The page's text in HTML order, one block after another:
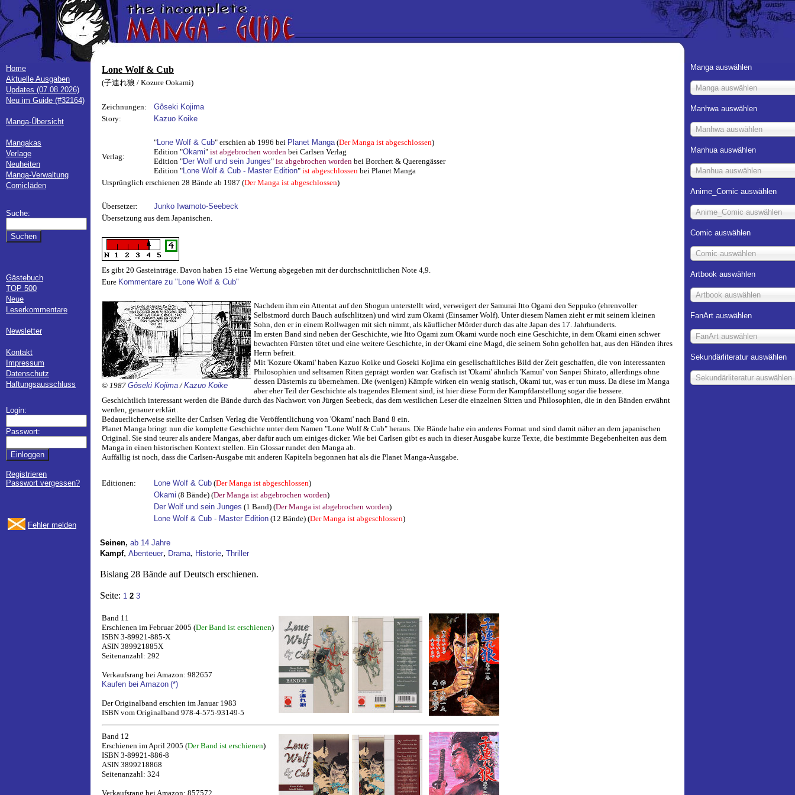
Home
Aktuelle Ausgaben
Updates (07.08.2026)
Neu im Guide (#32164)
Manga-Übersicht
Mangakas
Verlage
Neuheiten
Manga-Verwaltung
Comicläden
Suche:
Gästebuch
TOP 500
Neue
Leserkommentare
Newsletter
Kontakt
Impressum
Datenschutz
Haftungsausschluss
Login:
Passwort:
Registrieren
Passwort vergessen?
Fehler melden
Lone Wolf & Cub
(子連れ狼 / Kozure Ookami)
Zeichnungen:
Gôseki Kojima
Story:
Kazuo Koike
Verlag:
"Lone Wolf & Cub" erschien ab 1996 bei Planet Manga(Der Manga ist abgeschlossen)
Edition "Okami" ist abgebrochen worden bei Carlsen Verlag
Edition "Der Wolf und sein Junges" ist abgebrochen worden bei Borchert & Querengässer
Edition "Lone Wolf & Cub - Master Edition" ist abgeschlossen bei Planet Manga
Ursprünglich erschienen 28 Bände ab 1987 (Der Manga ist abgeschlossen)
Übersetzer:
Junko Iwamoto-Seebeck
Übersetzung aus dem Japanischen.
Es gibt 20 Gasteinträge. Davon haben 15 eine Wertung abgegeben mit der durchschnittlichen Note 4,9.
Eure Kommentare zu "Lone Wolf & Cub"
© 1987 Gôseki Kojima/Kazuo Koike
Nachdem ihm ein Attentat auf den Shogun unterstellt wird, verweigert der Samurai Itto Ogami den Seppuko (ehrenvoller
Selbstmord durch Bauch aufschlitzen) und wird zum Okami (Einsamer Wolf). Unter diesem Namen zieht er mit seinem kleinen
Sohn, den er in einem Rollwagen mit sich nimmt, als käuflicher Mörder durch das alte Japan des 17. Jahrhunderts.
Im ersten Band sind neben der Geschichte, wie Itto Ogami zum Okami wurde noch eine Geschichte, in dem Okami einen schwer
bewachten Fürsten tötet und eine weitere Geschichte, in der Okami eine Magd, die seinem Sohn geholfen hat, aus den Händen ihres
Herrn befreit.
Mit 'Kozure Okami' haben Kazuo Koike und Goseki Kojima ein gesellschaftliches Bild der Zeit geschaffen, die von interessanten
Philosophien und seltsamen Riten geprägt worden war. Grafisch ist 'Okami' ähnlich 'Kamui' von Sanpei Shirato, allerdings ohne
dessen Düsternis zu übernehmen. Die (wenigen) Kämpfe wirken ein wenig statisch, Okami tut, was er tun muss. Da diese im Manga
aber eher Teil der Geschichte als tragendes Element sind, ist hier diese Form der Kampfdarstellung sogar die bessere.
Geschichtlich interessant werden die Bände durch das Nachwort von Jürgen Seebeck, das dem westlichen Leser die einzelnen Sitten und Philosophien, die in den Bänden erwähnt
werden, genauer erklärt.
Bedauerlicherweise stellte der Carlsen Verlag die Veröffentlichung von 'Okami' nach Band 8 ein.
Planet Manga bringt nun die komplette Geschichte unter dem Namen "Lone Wolf & Cub" heraus. Die Bände habe ein anderes Format und sind damit näher an dem japanischen
Original. Sie sind teurer als andere Mangas, aber dafür auch um einiges dicker. Wie bei Carlsen gibt es auch in dieser Ausgabe kurze Texte, die bestimmte Begebenheiten aus dem
Manga in einen historischen Kontext stellen. Ein Glossar rundet den Manga ab.
Auffällig ist noch, dass die Carlsen-Ausgabe mit anderen Kapiteln begonnen hat als die Planet Manga-Ausgabe.
Editionen: Lone Wolf & Cub (Der Manga ist abgeschlossen)
Okami (8 Bände) (Der Manga ist abgebrochen worden)
Der Wolf und sein Junges (1 Band) (Der Manga ist abgebrochen worden)
Lone Wolf & Cub - Master Edition (12 Bände) (Der Manga ist abgeschlossen)
Seinen, ab 14 Jahre
Kampf, Abenteuer, Drama, Historie, Thriller
Bislang 28 Bände auf Deutsch erschienen.
Seite: 1 2 3
Band 11
Erschienen im Februar 2005 (Der Band ist erschienen)
ISBN 3-89921-885-X
ASIN 389921885X
Seitenanzahl: 292
Verkaufsrang bei Amazon: 982657
Kaufen bei Amazon (*)
Der Originalband erschien im Januar 1983
ISBN vom Originalband 978-4-575-93149-5
Band 12
Erschienen im April 2005 (Der Band ist erschienen)
ISBN 3-89921-886-8
ASIN 3899218868
Seitenanzahl: 324
Verkaufsrang bei Amazon: 857572
Manga auswählen
Manga auswählen
Manhwa auswählen
Manhwa auswählen
Manhua auswählen
Manhua auswählen
Anime_Comic auswählen
Anime_Comic auswählen
Comic auswählen
Comic auswählen
Artbook auswählen
Artbook auswählen
FanArt auswählen
FanArt auswählen
Sekundärliteratur auswählen
Sekundärliteratur auswählen